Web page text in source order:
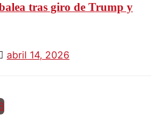
tras giro de Trump y
abril 14, 2026